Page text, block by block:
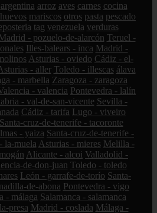
argentina arroz aves carnes cocina
huevos mariscos otros pasta pescado
tag venezuela verduras
- pozuelo-de-alarcón Teruel -
Illes-balears - inca Madrid -
Asturias - oviedo Cádiz - el-
- aller Toledo - illescas álava
- marbella Zaragoza - zaragoza
- valencia Pontevedra - lalín
- val-de-san-vicente Sevilla -
Cádiz - tarifa Lugo - viveiro
Santa-cruz-de-tenerife - tacoronte
- yaiza Santa-cruz-de-tenerife -
la-muela Asturias - mieres Melilla -
Alicante - alcoi Valladolid -
de-don-juan Toledo - toledo
León - garrafe-de-torío Santa-
de-abona Pontevedra - vigo
- málaga Salamanca - salamanca
presa Madrid - coslada Málaga -